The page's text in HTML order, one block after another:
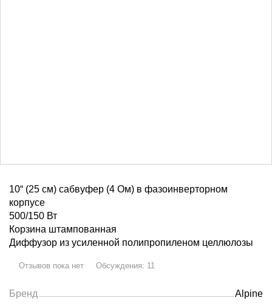
10“ (25 см) сабвуфер (4 Ом) в фазоинверторном
корпусе
500/150 Вт
Корзина штампованная
Диффузор из усиленной полипропиленом целлюлозы
Отзывов пока нет Обсуждения: 11
Бренд Alpine